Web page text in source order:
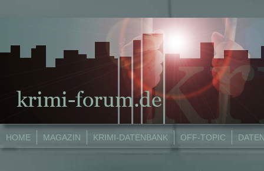
HOME MAGAZIN KRIMI-DATENBANK OFF-TOPIC